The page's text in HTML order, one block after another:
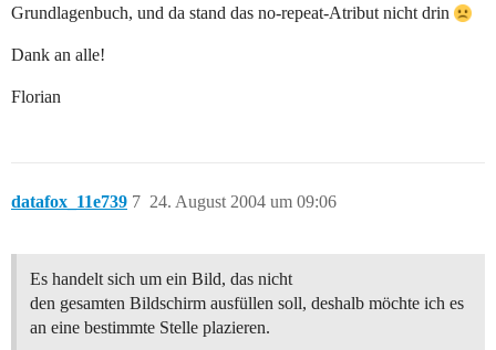
Grundlagenbuch, und da stand das no-repeat-Atribut nicht drin
Dank an alle!
Florian
datafox_11e739 24. August 2004 um 09:06
7
Es handelt sich um ein Bild, das nicht
den gesamten Bildschirm ausfüllen soll, deshalb möchte ich es
an eine bestimmte Stelle plazieren.